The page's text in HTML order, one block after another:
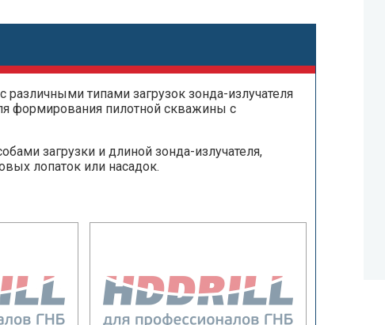
типами загрузок зонда-излучателя
формирования пилотной скважины с
загрузки и длиной зонда-излучателя,
лопаток или насадок.